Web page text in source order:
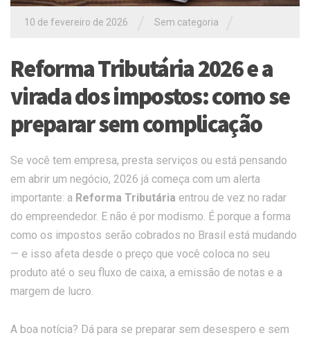
10 de fevereiro de 2026 Sem categoria
Reforma Tributária 2026 e a
virada dos impostos: como se
preparar sem complicação
Se você tem empresa, presta serviços ou está pensando
em abrir um negócio, 2026 já começa com um alerta
importante: a Reforma Tributária entrou de vez no radar
do empreendedor. E não é por modismo. É porque a forma
como os impostos serão cobrados no Brasil está mudando
— e isso afeta desde o preço que você coloca no seu
produto até o seu fluxo de caixa, a emissão de notas e a
margem de lucro.
A boa notícia? Dá para se preparar sem desespero e sem